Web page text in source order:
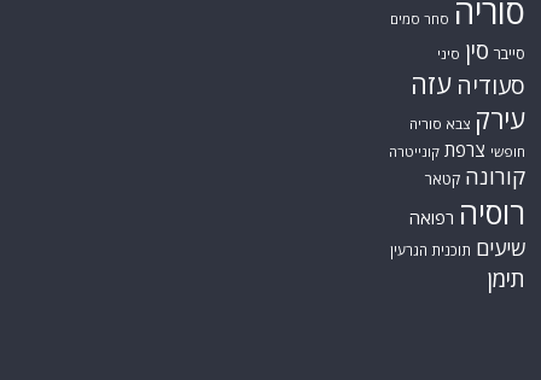
סוריה סחר סמים
סייבר סין סיני
סעודיה עזה
עירק צבא סוריה
חופשי צרפת קונייטרה
קורונה קטאר
רוסיה רפואה
שיעים תוכנית הגרעין
תימן